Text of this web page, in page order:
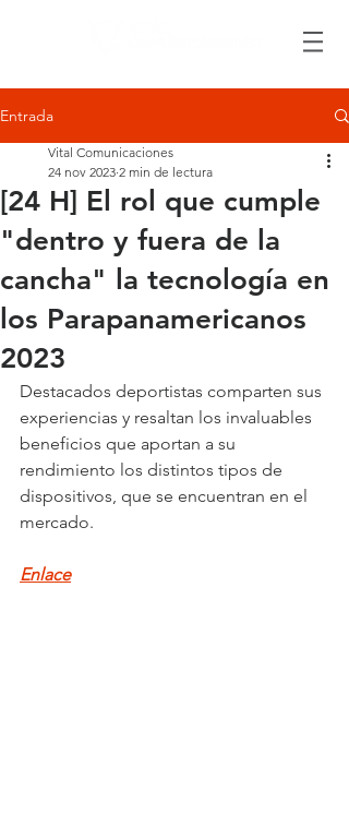
Entrada
[24 H] El rol que cumple
"dentro y fuera de la
cancha" la tecnología en
los Parapanamericanos
2023
Vital Comunicaciones
24 nov 2023 2 min de lectura
Destacados deportistas comparten sus
experiencias y resaltan los invaluables
beneficios que aportan a su
rendimiento los distintos tipos de
dispositivos, que se encuentran en el
mercado.
Enlace